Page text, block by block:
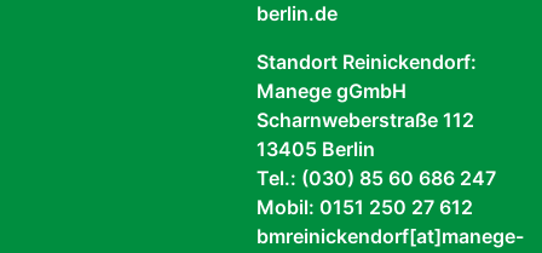
berlin.de
Standort Reinickendorf:
Manege gGmbH
Scharnweberstraße 112
13405 Berlin
Tel.: (030) 85 60 686 247
Mobil: 0151 250 27 612
bmreinickendorf[at]manege-